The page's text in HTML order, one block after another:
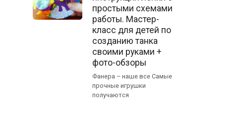
простыми схемами
работы. Мастер-
класс для детей по
созданию танка
своими руками +
фото-обзоры
Фанера – наше все Самые
прочные игрушки
получаются